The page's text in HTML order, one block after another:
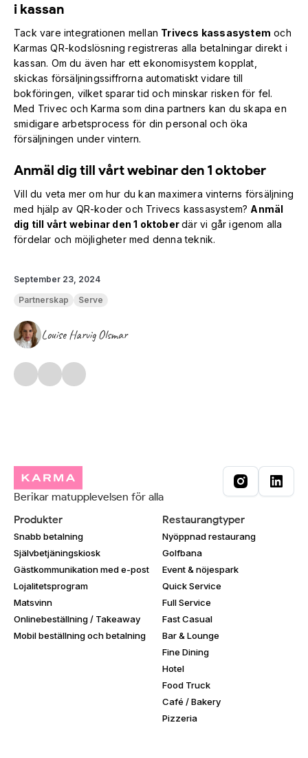
i kassan
Tack vare integrationen mellan Trivecs kassasystem och
Karmas QR-kodslösning registreras alla betalningar direkt i
kassan. Om du även har ett ekonomisystem kopplat,
skickas försäljningssiffrorna automatiskt vidare till
bokföringen, vilket sparar tid och minskar risken för fel.
Med Trivec och Karma som dina partners kan du skapa en
smidigare arbetsprocess för din personal och öka
försäljningen under vintern.
Anmäl dig till vårt webinar den 1 oktober
Vill du veta mer om hur du kan maximera vinterns försäljning
med hjälp av QR-koder och Trivecs kassasystem? Anmäl
dig till vårt webinar den 1 oktoberdär vi går igenom alla
fördelar och möjligheter med denna teknik.
September 23, 2024
Partnerskap
Serve
Louise Harvig Olsmar
Berikar matupplevelsen för alla
Produkter
Snabb betalning
Självbetjäningskiosk
Gästkommunikation med e-post
Lojalitetsprogram
Matsvinn
Onlinebeställning / Takeaway
Mobil beställning och betalning
Restaurangtyper
Nyöppnad restaurang
Golfbana
Event & nöjespark
Quick Service
Full Service
Fast Casual
Bar & Lounge
Fine Dining
Hotel
Food Truck
Café / Bakery
Pizzeria